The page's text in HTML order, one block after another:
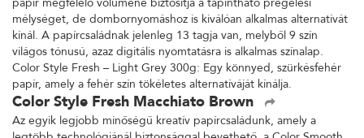
mélységet, de dombornyomáshoz is kiválóan alkalmas alternatívát
kínál. A papírcsaládnak jelenleg 13 tagja van, melyből 9 szín
világos tónusú, azaz digitális nyomtatásra is alkalmas színalap.
Color Style Fresh – Light Grey 300g: Egy könnyed, szürkésfehér
papír, amely a fehér szín tökéletes alternatíváját kínálja.
Color Style Fresh Macchiato Brown
Az egyik legjobb minőségű kreatív papírcsaládunk, amely a